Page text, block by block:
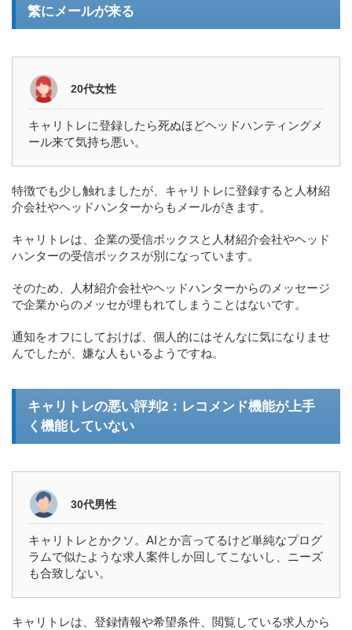
繁にメールが来る
20代女性
キャリトレに登録したら死ぬほどヘッドハンティングメ
ール来て気持ち悪い。
特徴でも少し触れましたが、キャリトレに登録すると人材紹
介会社やヘッドハンターからもメールがきます。
キャリトレは、企業の受信ボックスと人材紹介会社やヘッド
ハンターの受信ボックスが別になっています。
そのため、人材紹介会社やヘッドハンターからのメッセージ
で企業からのメッセが埋もれてしまうことはないです。
通知をオフにしておけば、個人的にはそんなに気になりませ
んでしたが、嫌な人もいるようですね。
キャリトレの悪い評判2：レコメンド機能が上手
く機能していない
30代男性
キャリトレとかクソ。AIとか言ってるけど単純なプログ
ラムで似たような求人案件しか回してこないし、ニーズ
も合致しない。
キャリトレは、登録情報や希望条件、閲覧している求人から